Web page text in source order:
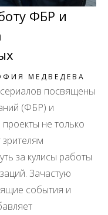
ФБР и
МЕДВЕДЕВА
посвящены
(ФБР) и
не только
за кулисы работы
Зачастую
события и